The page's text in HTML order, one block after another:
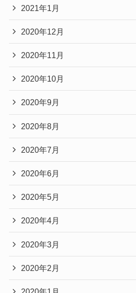
2021年1月
2020年12月
2020年11月
2020年10月
2020年9月
2020年8月
2020年7月
2020年6月
2020年5月
2020年4月
2020年3月
2020年2月